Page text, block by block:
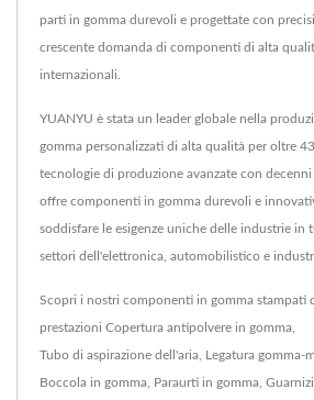
parti in gomma durevoli e progettate con
crescente domanda di componenti di alta
internazionali.
YUANYU è stata un leader globale nella
gomma personalizzati di alta qualità per oltre
tecnologie di produzione avanzate con decenni
offre componenti in gomma durevoli e
soddisfare le esigenze uniche delle industrie
settori dell'elettronica, automobilistico e
Scopri i nostri componenti in gomma stampati
prestazioni Copertura antipolvere in gomma
Tubo di aspirazione dell'aria Legatura gomma-
Boccola in gomma Paraurti in gomma